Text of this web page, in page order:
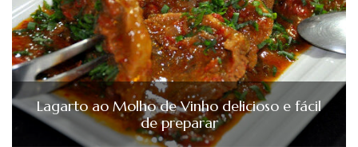
Lagarto ao Molho de Vinho delicioso e fácil
de preparar